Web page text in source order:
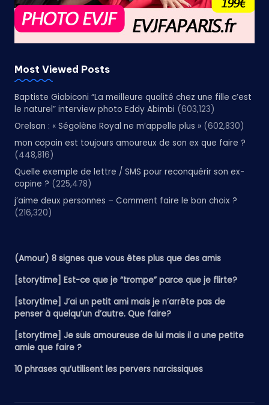
Most Viewed Posts
Baptiste Giabiconi “La meilleure qualité chez une fille c’est
le naturel” interview photo Eddy Abimbi (603,123)
Orelsan : « Ségolène Royal ne m’appelle plus » (602,830)
mon copain est toujours amoureux de son ex que faire ?
(448,816)
Quelle exemple de lettre / SMS pour reconquérir son ex-
copine ? (225,478)
j’aime deux personnes – Comment faire le bon choix ?
(216,320)
(Amour) 8 signes que vous êtes plus que des amis
[storytime] Est-ce que je “trompe” parce que je flirte?
[storytime] J’ai un petit ami mais je n’arrête pas de
penser à quelqu’un d’autre. Que faire?
[storytime] Je suis amoureuse de lui mais il a une petite
amie que faire ?
10 phrases qu’utilisent les pervers narcissiques